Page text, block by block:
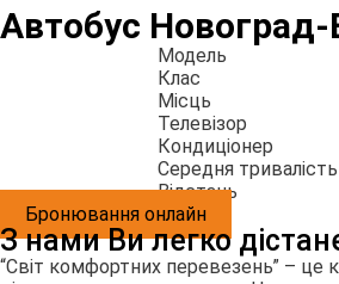
Автобус Новоград-
Модель
Клас
Місць
Телевізор
Кондиціонер
Середня
Відстань
Бронювання онлайн
З нами Ви легко
“Світ комфортних перевезень” – це